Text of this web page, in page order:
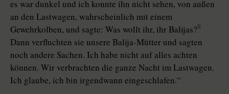
es war dunkel und ich konnte ihn nicht sehen, von außen
an den Lastwagen, wahrscheinlich mit einem
Gewehrkolben, und sagte: Was wollt ihr, ihr Balijas?8
Dann verfluchten sie unsere Balija-Mütter und sagten
noch andere Sachen. Ich habe nicht auf alles achten
können. Wir verbrachten die ganze Nacht im Lastwagen.
Ich glaube, ich bin irgendwann eingeschlafen.“